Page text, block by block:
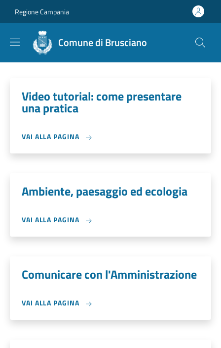
Regione Campania
Comune di Brusciano
Video tutorial: come presentare
una pratica
VAI ALLA PAGINA
Ambiente, paesaggio ed ecologia
VAI ALLA PAGINA
Comunicare con l'Amministrazione
VAI ALLA PAGINA